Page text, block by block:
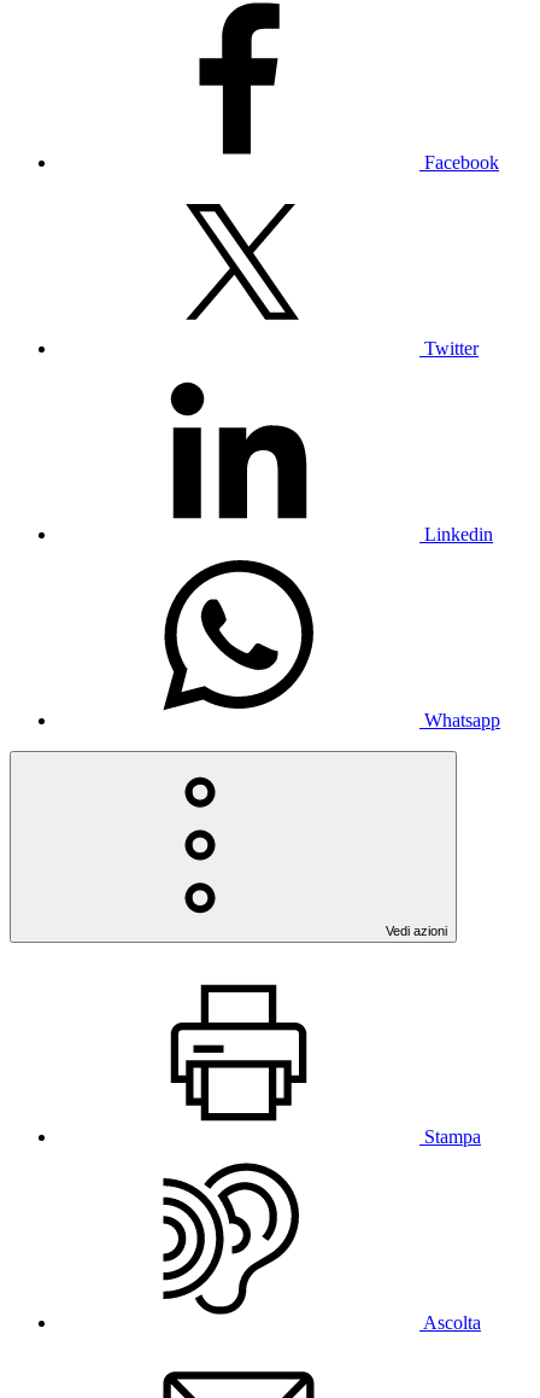
Facebook
Twitter
Linkedin
Whatsapp
Vedi azioni
Stampa
Ascolta